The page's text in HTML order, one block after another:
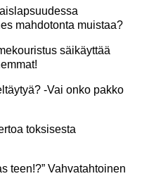
mahdotonta muistaa?
säikäyttää
-Vai onko pakko
toksisesta
teen!?” Vahvatahtoinen